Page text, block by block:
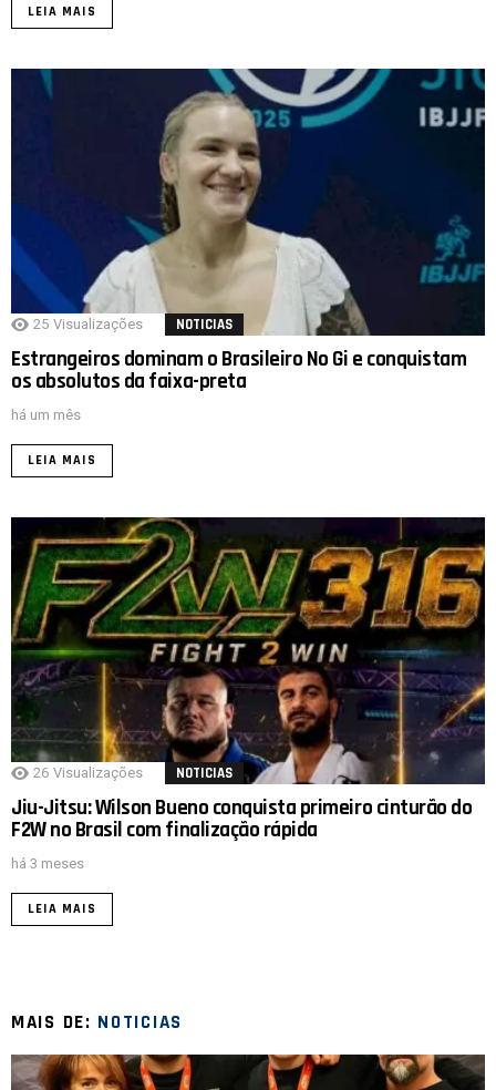
LEIA MAIS
25 Visualizações NOTICIAS
Estrangeiros dominam o Brasileiro No Gi e conquistam
os absolutos da faixa-preta
há um mês
LEIA MAIS
26 Visualizações NOTICIAS
Jiu-Jitsu: Wilson Bueno conquista primeiro cinturão do
F2W no Brasil com finalização rápida
há 3 meses
LEIA MAIS
MAIS DE: NOTICIAS